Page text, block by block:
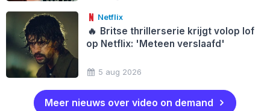
Netflix
🔥 Britse thrillerserie krijgt volop lof
op Netflix: 'Meteen verslaafd'
5 aug 2026
Meer nieuws over video on demand